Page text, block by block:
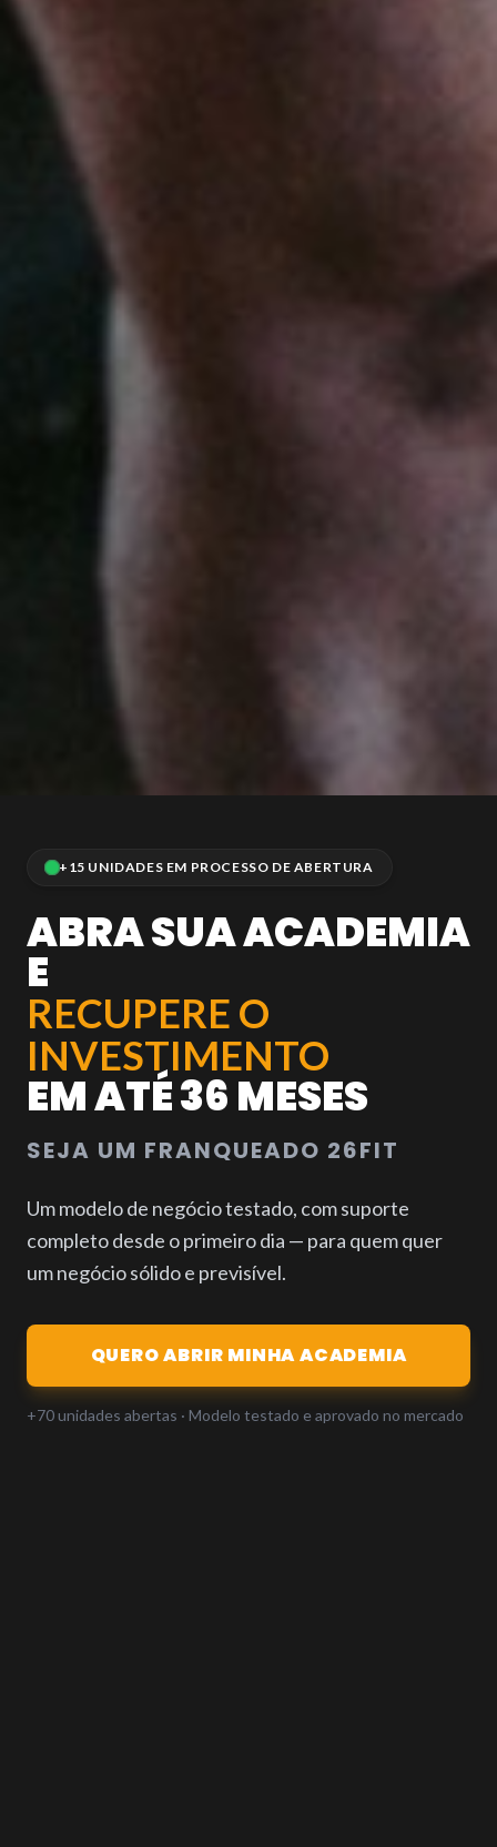
+15 UNIDADES EM PROCESSO DE ABERTURA
ABRA SUA ACADEMIA
E
RECUPERE O
INVESTIMENTO
EM ATÉ 36 MESES
SEJA UM FRANQUEADO 26FIT
Um modelo de negócio testado, com suporte
completo desde o primeiro dia — para quem quer
um negócio sólido e previsível.
QUERO ABRIR MINHA ACADEMIA
+70 unidades abertas · Modelo testado e aprovado no mercado